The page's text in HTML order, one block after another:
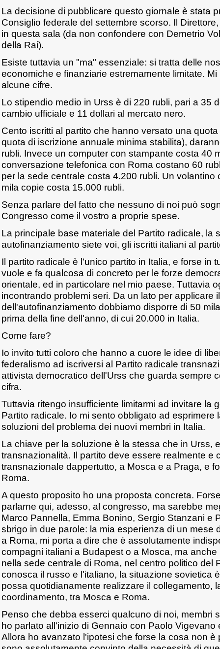
La decisione di pubblicare questo giornale è stata
Consiglio federale del settembre scorso. Il
in questa sala (da non confondere con Demetrio
della Rai).
Esiste tuttavia un "ma" essenziale: si tratta delle
economiche e finanziarie estremamente limitate.
alcune cifre.
Lo stipendio medio in Urss è di 220 rubli, pari a 35
cambio ufficiale e 11 dollari al mercato nero.
Cento iscritti al partito che hanno versato una
quota di iscrizione annuale minima stabilita),
rubli. Invece un computer con stampante costa 40
conversazione telefonica con Roma costano 60
per la sede centrale costa 4.200 rubli. Un volantino
mila copie costa 15.000 rubli.
Senza parlare del fatto che nessuno di noi può
Congresso come il vostro a proprie spese.
La principale base materiale del Partito radicale, la
autofinanziamento siete voi, gli iscritti italiani al
Il partito radicale è l'unico partito in Italia, e forse in
vuole e fa qualcosa di concreto per le forze
orientale, ed in particolare nel mio paese. Tuttavia
incontrando problemi seri. Da un lato per applicare
dell'autofinanziamento dobbiamo disporre di 50
prima della fine dell'anno, di cui 20.000 in Italia.
Come fare?
Io invito tutti coloro che hanno a cuore le idee di
federalismo ad iscriversi al Partito radicale
attivista democratico dell'Urss che guarda sempre
cifra.
Tuttavia ritengo insufficiente limitarmi ad invitare la
Partito radicale. Io mi sento obbligato ad esprimere
soluzioni del problema dei nuovi membri in Italia.
La chiave per la soluzione è la stessa che in Urss,
transnazionalità. Il partito deve essere realmente e
transnazionale dappertutto, a Mosca e a Praga, e
Roma.
A questo proposito ho una proposta concreta.
parlarne qui, adesso, al congresso, ma sarebbe
Marco Pannella, Emma Bonino, Sergio Stanzani e
sbrigo in due parole: la mia esperienza di un mese
a Roma, mi porta a dire che è assolutamente
compagni italiani a Budapest o a Mosca, ma
nella sede centrale di Roma, nel centro politico del
conosca il russo e l'italiano, la situazione sovietica
possa quotidianamente realizzare il collegamento,
coordinamento, tra Mosca e Roma.
Penso che debba esserci qualcuno di noi, membri
ho parlato all'inizio di Gennaio con Paolo Vigevano
Allora ho avanzato l'ipotesi che forse la cosa non è